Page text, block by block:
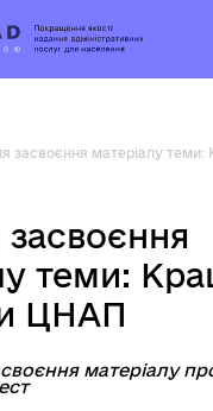
засвоєння матеріалу теми:
теми:
ЦНАП
матеріалу